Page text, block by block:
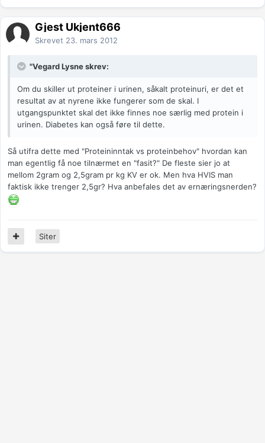
Gjest Ukjent666
Skrevet 23. mars 2012
"Vegard Lysne skrev:
Om du skiller ut proteiner i urinen, såkalt proteinuri, er det et
resultat av at nyrene ikke fungerer som de skal. I
utgangspunktet skal det ikke finnes noe særlig med protein i
urinen. Diabetes kan også føre til dette.
Så utifra dette med "Proteininntak vs proteinbehov" hvordan kan
man egentlig få noe tilnærmet en "fasit?" De fleste sier jo at
mellom 2gram og 2,5gram pr kg KV er ok. Men hva HVIS man
faktisk ikke trenger 2,5gr? Hva anbefales det av ernæringsnerden?
Siter